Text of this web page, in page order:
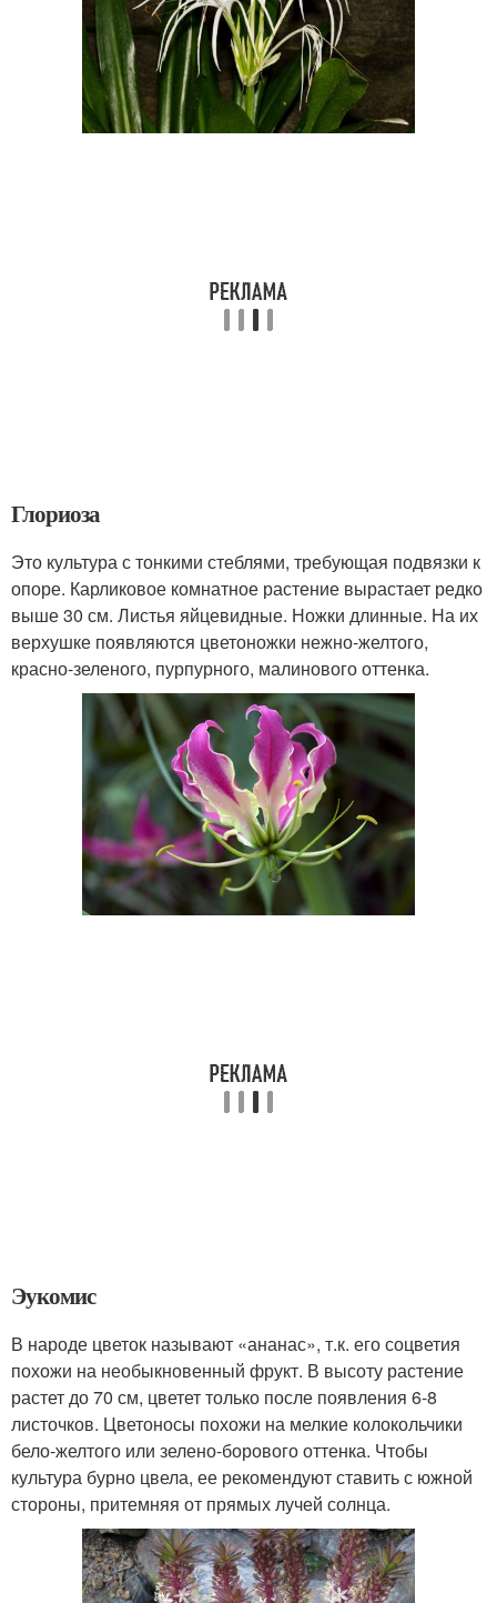
Глориоза
Это культура с тонкими стеблями, требующая подвязки к
опоре. Карликовое комнатное растение вырастает редко
выше 30 см. Листья яйцевидные. Ножки длинные. На их
верхушке появляются цветоножки нежно-желтого,
красно-зеленого, пурпурного, малинового оттенка.
Эукомис
В народе цветок называют «ананас», т.к. его соцветия
похожи на необыкновенный фрукт. В высоту растение
растет до 70 см, цветет только после появления 6-8
листочков. Цветоносы похожи на мелкие колокольчики
бело-желтого или зелено-борового оттенка. Чтобы
культура бурно цвела, ее рекомендуют ставить с южной
стороны, притемняя от прямых лучей солнца.